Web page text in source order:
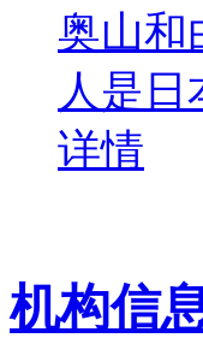
奥山和
人是日
详情
机构信